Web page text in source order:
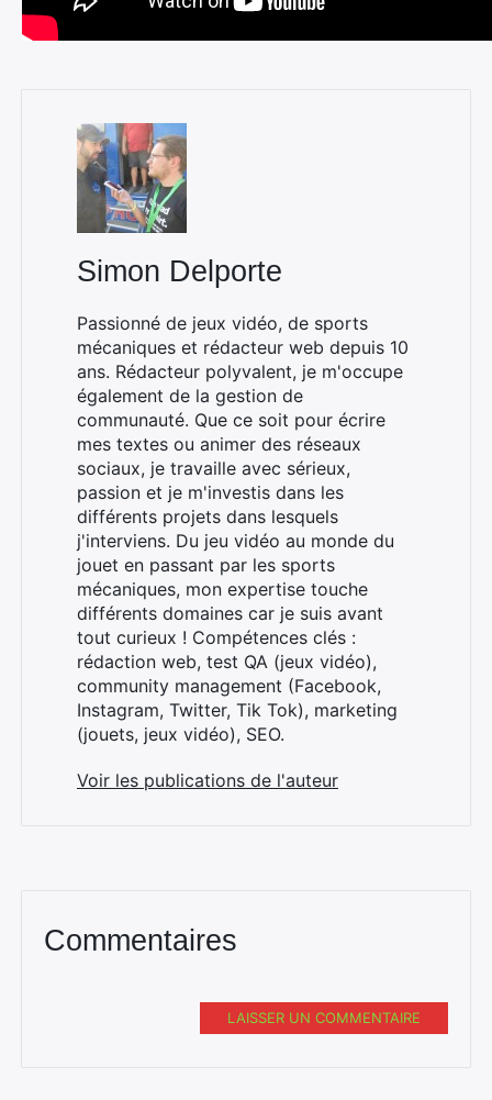
Simon Delporte
Passionné de jeux vidéo, de sports
mécaniques et rédacteur web depuis 10
ans. Rédacteur polyvalent, je m'occupe
également de la gestion de
communauté. Que ce soit pour écrire
mes textes ou animer des réseaux
sociaux, je travaille avec sérieux,
passion et je m'investis dans les
différents projets dans lesquels
j'interviens. Du jeu vidéo au monde du
jouet en passant par les sports
mécaniques, mon expertise touche
différents domaines car je suis avant
tout curieux ! Compétences clés :
rédaction web, test QA (jeux vidéo),
community management (Facebook,
Instagram, Twitter, Tik Tok), marketing
(jouets, jeux vidéo), SEO.
Voir les publications de l'auteur
Commentaires
LAISSER UN COMMENTAIRE
Rechercher
: